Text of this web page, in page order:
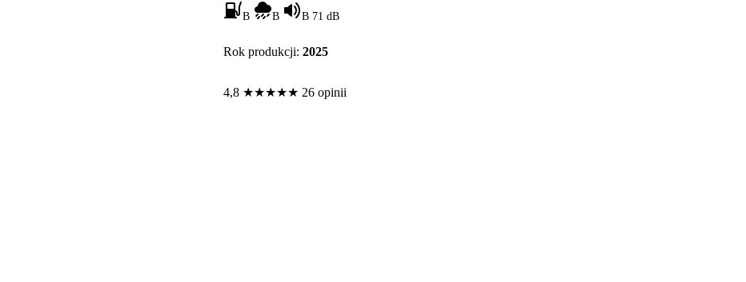
B B B 71 dB
Rok produkcji: 2025
4,8 ★★★★★ 26 opinii